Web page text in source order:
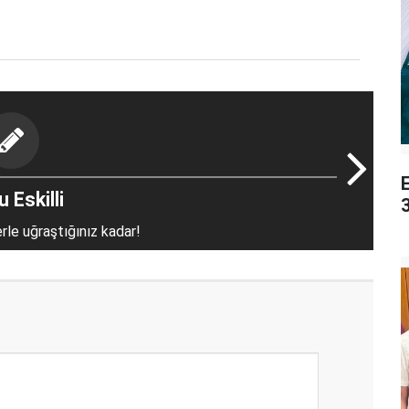
Eskilli
uğraştığınız kadar!